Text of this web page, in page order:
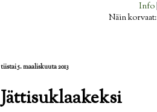
Info
Näin korvaat:
tiistai 5. maaliskuuta 2013
Jättisuklaakeksi